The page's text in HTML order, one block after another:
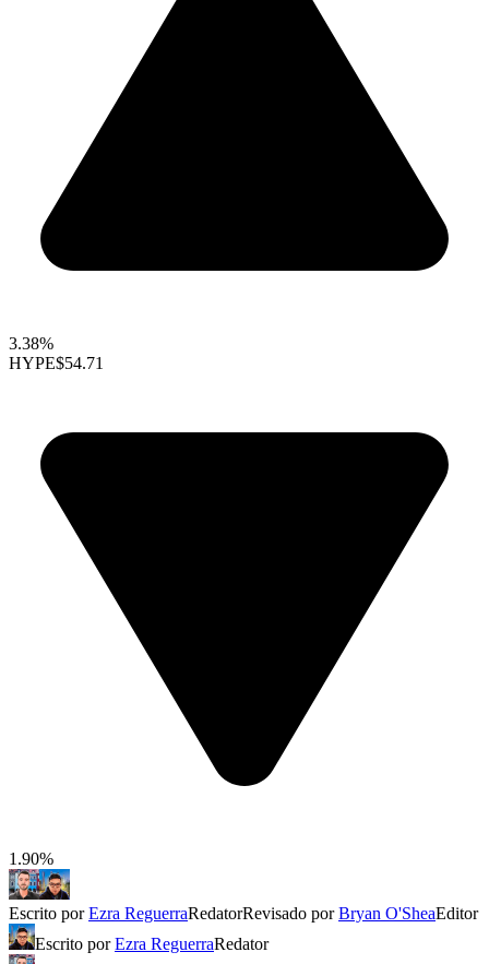
3.38%
HYPE$54.71
1.90%
Escrito porEzra ReguerraRedatorRevisado porBryan O'SheaEditor
Escrito porEzra ReguerraRedator